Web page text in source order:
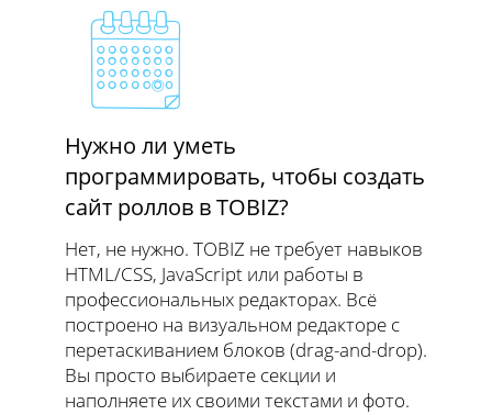
Нужно ли уметь
программировать, чтобы создать
сайт роллов в TOBIZ?
Нет, не нужно. TOBIZ не требует навыков
HTML/CSS, JavaScript или работы в
профессиональных редакторах. Всё
построено на визуальном редакторе с
перетаскиванием блоков (drag-and-drop).
Вы просто выбираете секции и
наполняете их своими текстами и фото.